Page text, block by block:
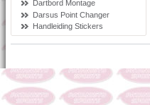
Dartbord Montage
Darsus Point Changer
Handleiding Stickers